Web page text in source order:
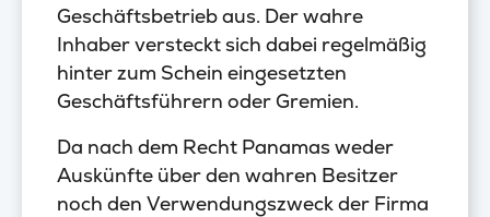
Geschäftsbetrieb aus. Der wahre
Inhaber versteckt sich dabei regelmäßig
hinter zum Schein eingesetzten
Geschäftsführern oder Gremien.
Da nach dem Recht Panamas weder
Auskünfte über den wahren Besitzer
noch den Verwendungszweck der Firma